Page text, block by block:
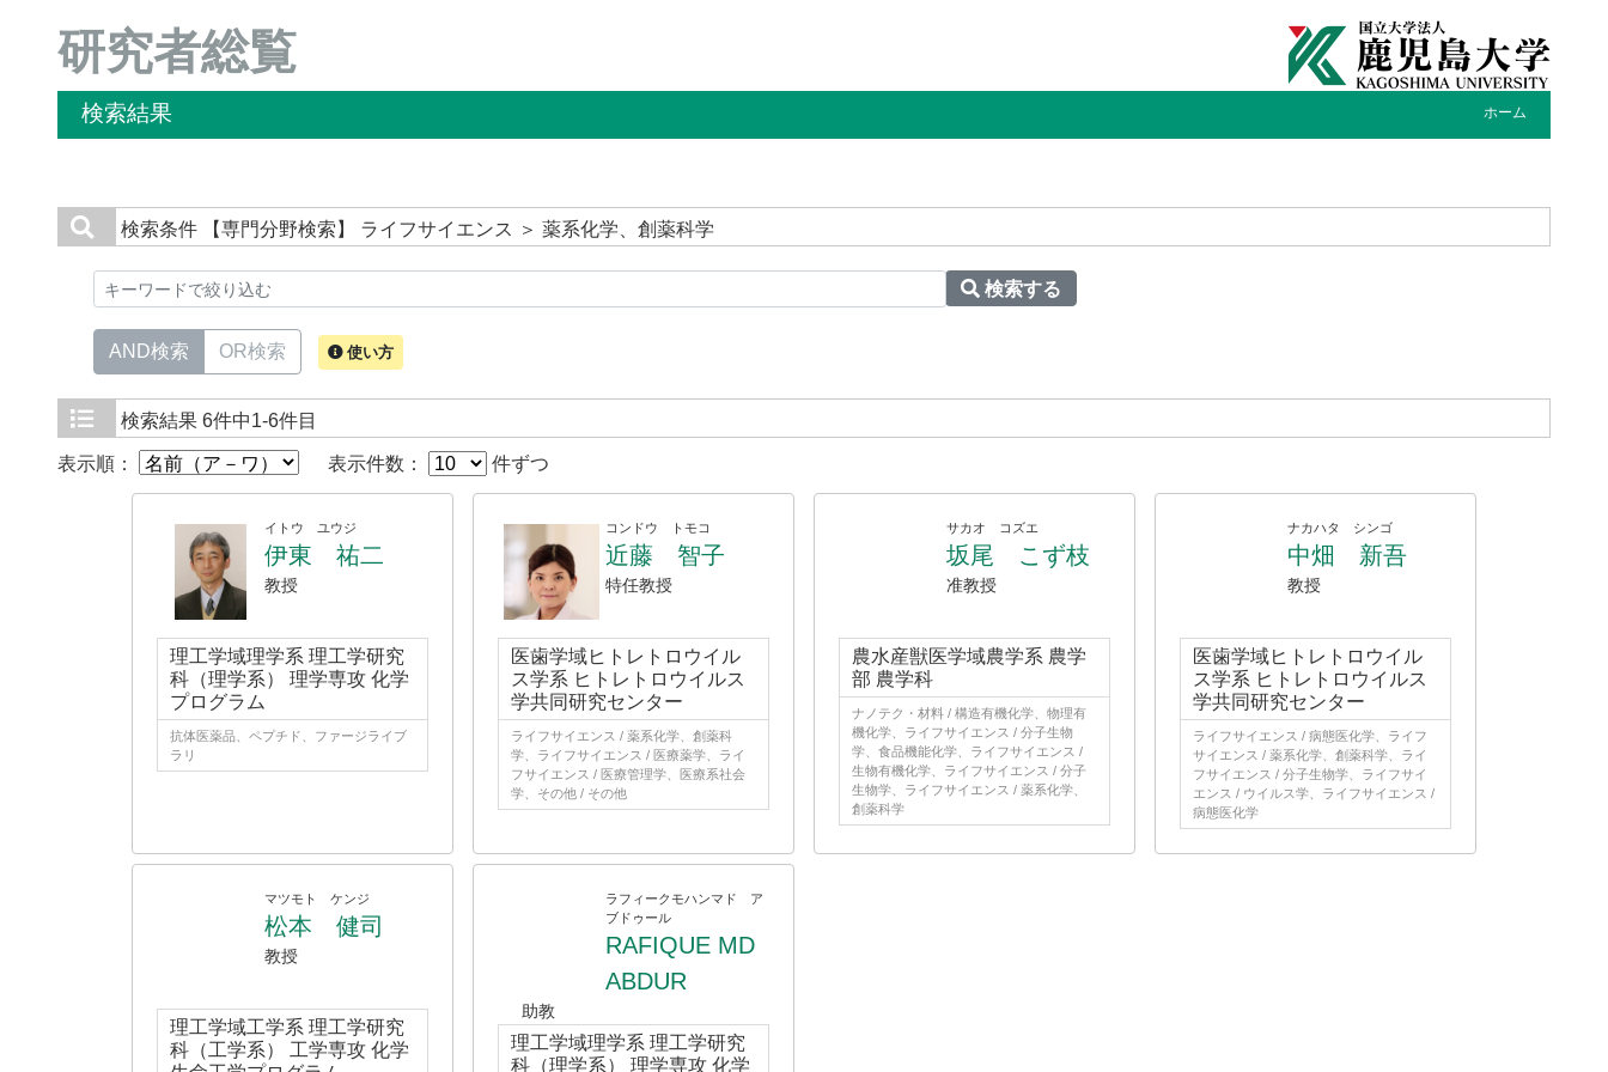
研究者総覧
検索結果 ホーム
検索条件 【専門分野検索】 ライフサイエンス ＞ 薬系化学、創薬科学
検索する
AND検索 OR検索 使い方
検索結果 6件中1-6件目
表示順： 表示件数： 件ずつ
イトウ ユウジ
伊東 祐二
教授
理工学域理学系 理工学研究
科（理学系） 理学専攻 化学
プログラム
抗体医薬品、ペプチド、ファージライブ
ラリ
コンドウ トモコ
近藤 智子
特任教授
医歯学域ヒトレトロウイル
ス学系 ヒトレトロウイルス
学共同研究センター
ライフサイエンス / 薬系化学、創薬科
学、ライフサイエンス / 医療薬学、ライ
フサイエンス / 医療管理学、医療系社会
学、その他 / その他
サカオ コズエ
坂尾 こず枝
准教授
農水産獣医学域農学系 農学
部 農学科
ナノテク・材料 / 構造有機化学、物理有
機化学、ライフサイエンス / 分子生物
学、食品機能化学、ライフサイエンス /
生物有機化学、ライフサイエンス / 分子
生物学、ライフサイエンス / 薬系化学、
創薬科学
ナカハタ シンゴ
中畑 新吾
教授
医歯学域ヒトレトロウイル
ス学系 ヒトレトロウイルス
学共同研究センター
ライフサイエンス / 病態医化学、ライフ
サイエンス / 薬系化学、創薬科学、ライ
フサイエンス / 分子生物学、ライフサイ
エンス / ウイルス学、ライフサイエンス /
病態医化学
マツモト ケンジ
松本 健司
教授
理工学域工学系 理工学研究
科（工学系） 工学専攻 化学
ラフィークモハンマド ア
ブドゥール
RAFIQUE MD
ABDUR
助教
理工学域理学系 理工学研究
科（理学系） 理学専攻 化学